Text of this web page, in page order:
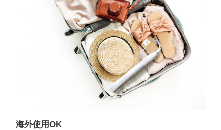
海外使用OK